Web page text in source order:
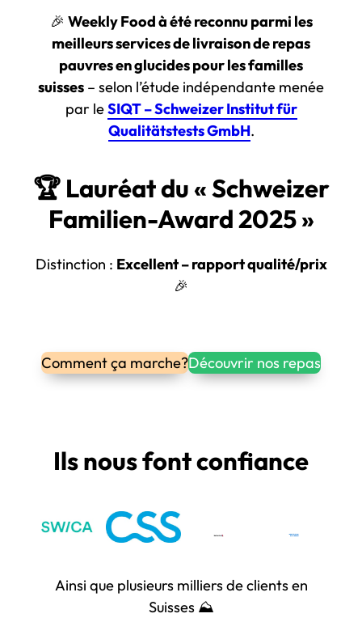
🎉 Weekly Food à été reconnu parmi les
meilleurs services de livraison de repas
pauvres en glucides pour les familles
suisses – selon l’étude indépendante menée
par leSIQT – Schweizer Institut für
Qualitätstests GmbH.
🏆 Lauréat du « Schweizer
Familien-Award 2025 »
Distinction : Excellent – rapport qualité/prix
🎉
Comment ça marche?Découvrir nos repas
Ils nous font confiance
Ainsi que plusieurs milliers de clients en
Suisses ⛰️